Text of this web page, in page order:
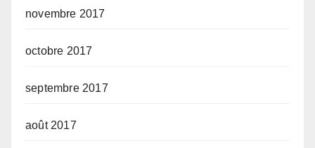
novembre 2017
octobre 2017
septembre 2017
août 2017